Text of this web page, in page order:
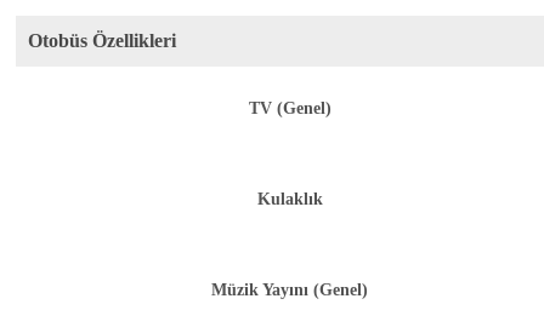
Otobüs Özellikleri
TV (Genel)
Kulaklık
Müzik Yayını (Genel)